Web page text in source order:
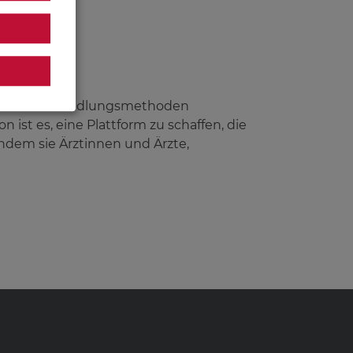
Behandlungsmethoden
ist es, eine Plattform zu schaffen, die
sie Ärztinnen und Ärzte,